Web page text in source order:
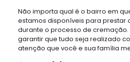
Não importa qual é o bairro em
estamos disponíveis para prestar
durante o processo de
garantir que tudo seja realizado
atenção que você e sua família